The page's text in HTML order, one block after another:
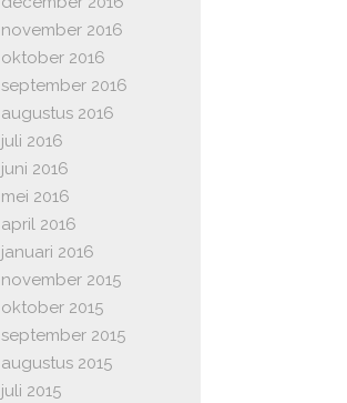
november 2016
oktober 2016
september 2016
augustus 2016
juli 2016
juni 2016
mei 2016
april 2016
januari 2016
november 2015
oktober 2015
september 2015
augustus 2015
juli 2015